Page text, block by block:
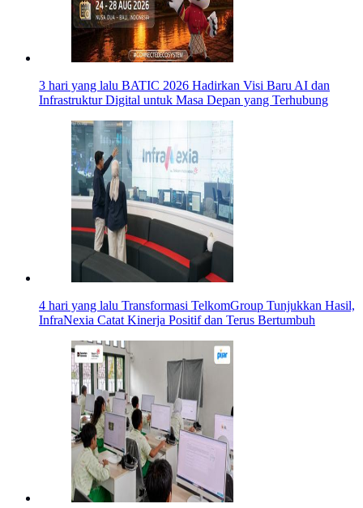
3 hari yang lalu BATIC 2026 Hadirkan Visi Baru AI dan
Infrastruktur Digital untuk Masa Depan yang Terhubung
4 hari yang lalu Transformasi TelkomGroup Tunjukkan Hasil,
InfraNexia Catat Kinerja Positif dan Terus Bertumbuh